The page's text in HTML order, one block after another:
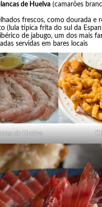
de Huelva (camarões
frescos, como dourada e
(lula típica frita do sul da
de jabugo, um dos mais
servidas em bares locais
de Huelva